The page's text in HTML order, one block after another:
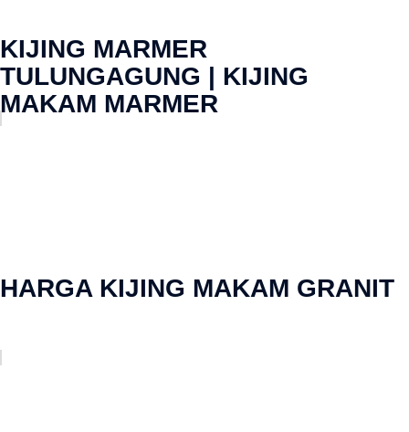
KIJING MARMER
TULUNGAGUNG | KIJING
MAKAM MARMER
HARGA KIJING MAKAM GRANIT